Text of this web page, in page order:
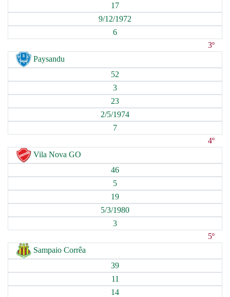
17
9/12/1972
6
3º
Paysandu
52
3
23
2/5/1974
7
4º
Vila Nova GO
46
5
19
5/3/1980
3
5º
Sampaio Corrêa
39
11
14